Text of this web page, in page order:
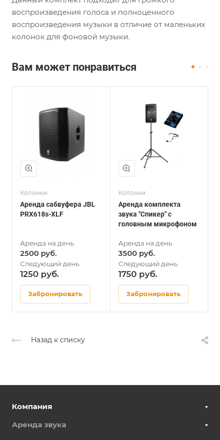
воспроизведения голоса и полноценного
воспроизведения музыки в отличие от маленьких
колонок для фоновой музыки.
Вам может понравиться
Колонки
Аренда сабвуфера JBL
PRX618s-XLF
2500
1250
Забронировать
Колонки
Аренда комплекта
звука "Спикер" с
головным микрофоном
3500
1750
Забронировать
Назад к списку
Компания
Аренда звука